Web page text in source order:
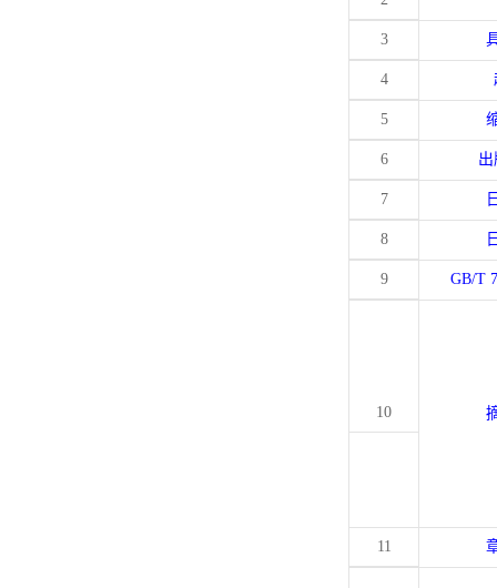
3
4
5
6
7
8
9 GB/T
10
11